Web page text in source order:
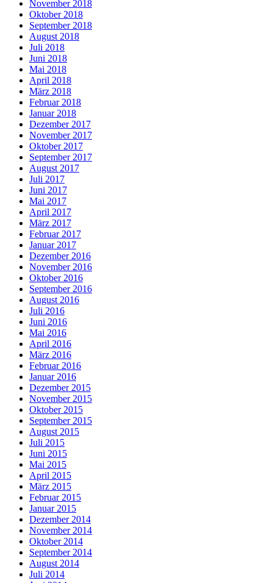
November 2018
Oktober 2018
September 2018
August 2018
Juli 2018
Juni 2018
Mai 2018
April 2018
März 2018
Februar 2018
Januar 2018
Dezember 2017
November 2017
Oktober 2017
September 2017
August 2017
Juli 2017
Juni 2017
Mai 2017
April 2017
März 2017
Februar 2017
Januar 2017
Dezember 2016
November 2016
Oktober 2016
September 2016
August 2016
Juli 2016
Juni 2016
Mai 2016
April 2016
März 2016
Februar 2016
Januar 2016
Dezember 2015
November 2015
Oktober 2015
September 2015
August 2015
Juli 2015
Juni 2015
Mai 2015
April 2015
März 2015
Februar 2015
Januar 2015
Dezember 2014
November 2014
Oktober 2014
September 2014
August 2014
Juli 2014